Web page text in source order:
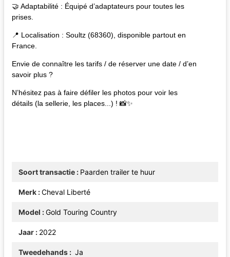
🤝 Adaptabilité : Équipé d’adaptateurs pour toutes les
prises.
📍 Localisation : Soultz (68360), disponible partout en
France.
Envie de connaître les tarifs / de réserver une date / d’en
savoir plus ?
N’hésitez pas à faire défiler les photos pour voir les
détails (la sellerie, les places...) ! 📸✨
Soort transactie Paarden trailer te huur
Merk Cheval Liberté
Model Gold Touring Country
Jaar 2022
Tweedehands Ja